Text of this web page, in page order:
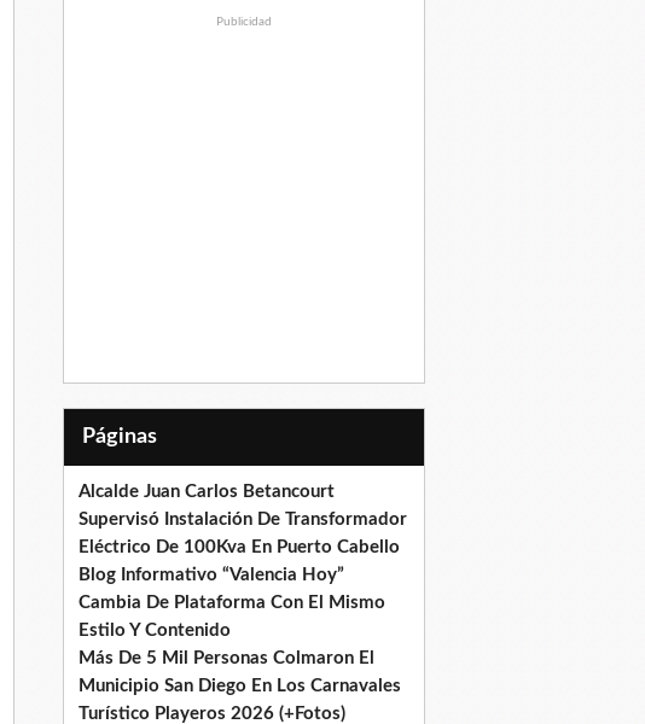
Publicidad
Páginas
Alcalde Juan Carlos Betancourt
Supervisó Instalación De Transformador
Eléctrico De 100Kva En Puerto Cabello
Blog Informativo “Valencia Hoy”
Cambia De Plataforma Con El Mismo
Estilo Y Contenido
Más De 5 Mil Personas Colmaron El
Municipio San Diego En Los Carnavales
Turístico Playeros 2026 (+Fotos)